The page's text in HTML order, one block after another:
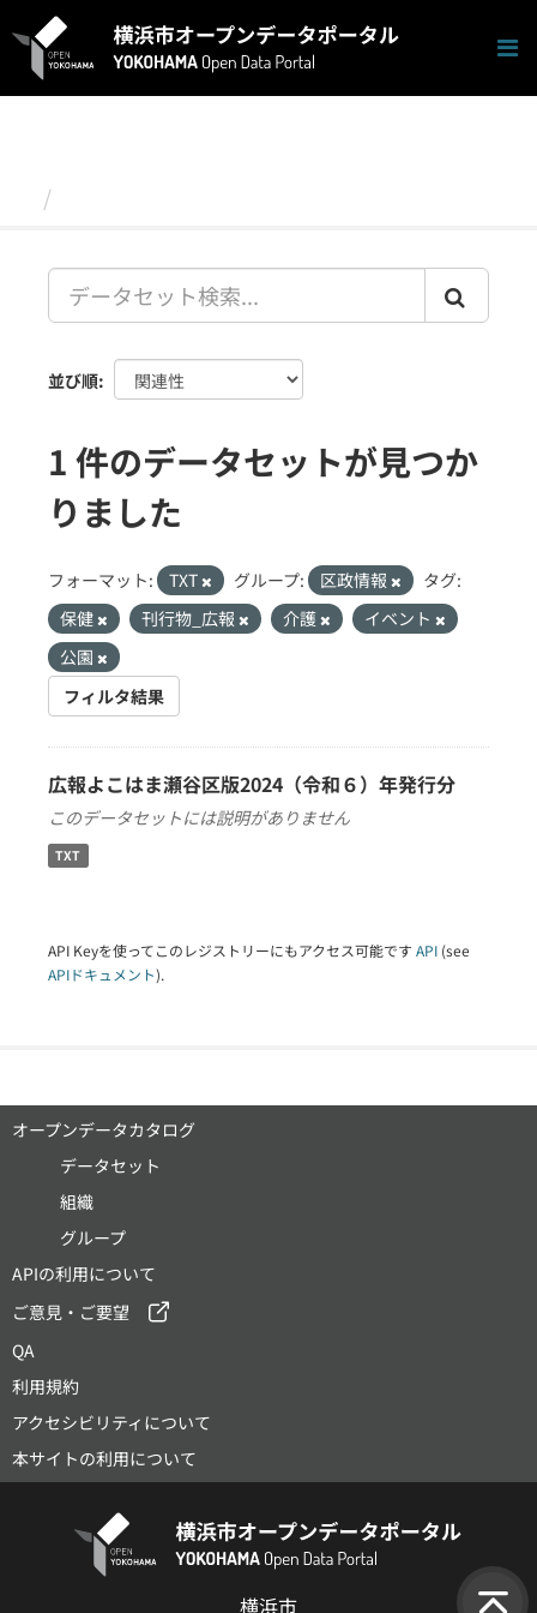
キ
並び順
1 件のデータセットが見つか
りました
フォーマット: TXT グループ: 区政情報
タグ:
保健
刊行物_広報 介護
イベント
公園
フィルタ結果
広報よこはま瀬谷区版2024（令和６）年発行分
このデータセットには説明がありません
TXT
API Keyを使ってこのレジストリーにもアクセス可能です API (see
APIドキュメント).
オープンデータカタログ
データセット
組織
グループ
APIの利用について
ご意見・ご要望
QA
利用規約
アクセシビリティについて
本サイトの利用について
横浜市